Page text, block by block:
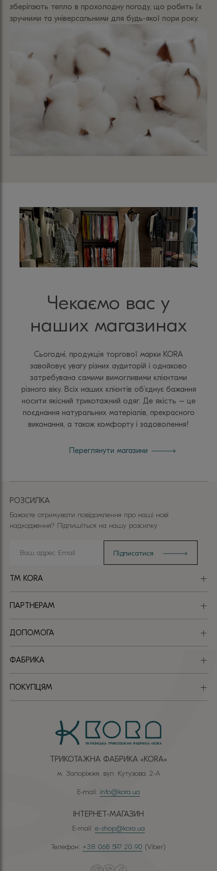
зберігають тепло в прохолодну погоду, що робить їх
зручними та універсальними для будь-якої пори року.
Чекаємо вас у
наших магазинах
Сьогодні, продукція торгової марки KORA
завойовує увагу різних аудиторій і однаково
затребувана самими вимогливими клієнтами
різного віку. Всіх наших клієнтів об’єднує бажання
носити якісний трикотажний одяг. Де якість – це
поєднання натуральних матеріалів, прекрасного
виконання, а також комфорту і задоволення!
Переглянути магазини
ТРИКОТАЖНА ФАБРИКА «КОRА»
м. Запоріжжя, вул. Кутузова, 2-А
E-mail: info@kora.ua
ІНТЕРНЕТ-МАГАЗИН
E-mail: e-shop@kora.ua
Телефон: +38 068 597 20 90 (Viber)
TM KORA
ПАРТНЕРАМ
ДОПОМОГА
ФАБРИКА
ПОКУПЦЯМ
РОЗСИЛКА
Бажаєте отримувати повідомлення про наші нові
надходження? Підпишіться на нашу розсилку